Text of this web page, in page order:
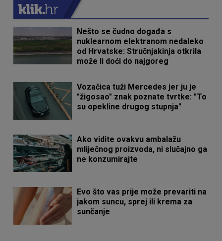
Nešto se čudno događa s
nuklearnom elektranom nedaleko
od Hrvatske: Stručnjakinja otkrila
može li doći do najgoreg
Vozačica tuži Mercedes jer ju je
"žigosao" znak poznate tvrtke: "To
su opekline drugog stupnja"
Ako vidite ovakvu ambalažu
mliječnog proizvoda, ni slučajno ga
ne konzumirajte
Evo što vas prije može prevariti na
jakom suncu, sprej ili krema za
sunčanje